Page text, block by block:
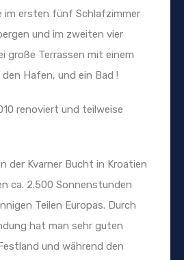
im ersten fünf Schlafzimmer
und im zweiten vier
große Terrassen mit einem
Hafen, und ein Bad !
renoviert und teilweise
der Kvarner Bucht in Kroatien
ca. 2.500 Sonnenstunden
Teilen Europas. Durch
hat man sehr guten
und während den